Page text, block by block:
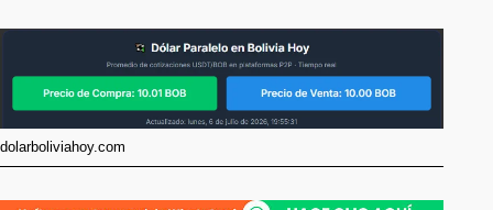
dolarboliviahoy.com